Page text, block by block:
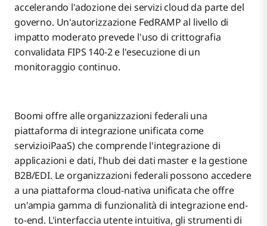
accelerando l'adozione dei servizi cloud da parte del
governo. Un'autorizzazione FedRAMP al livello di
impatto moderato prevede l'uso di crittografia
convalidata FIPS 140-2 e l'esecuzione di un
monitoraggio continuo.
Boomi offre alle organizzazioni federali una
piattaforma di integrazione unificata come
servizioiPaaS) che comprende l'integrazione di
applicazioni e dati, l'hub dei dati master e la gestione
B2B/EDI. Le organizzazioni federali possono accedere
a una piattaforma cloud-nativa unificata che offre
un'ampia gamma di funzionalità di integrazione end-
to-end. L'interfaccia utente intuitiva, gli strumenti di